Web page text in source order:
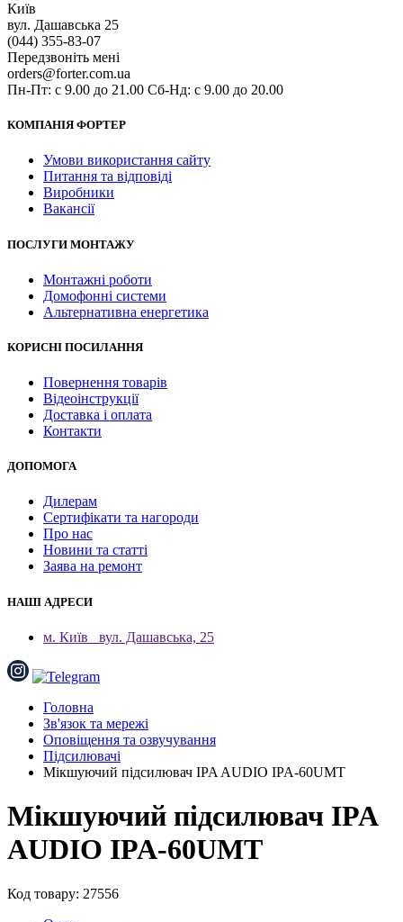
Київ
вул. Дашавська 25
(044) 355-83-07
Передзвоніть мені
orders@forter.com.ua
Пн-Пт: с 9.00 до 21.00 Сб-Нд: с 9.00 до 20.00
КОМПАНІЯ ФОРТЕР
Умови використання сайту
Питання та відповіді
Виробники
Вакансії
ПОСЛУГИ МОНТАЖУ
Монтажні роботи
Домофонні системи
Альтернативна енергетика
КОРИСНІ ПОСИЛАННЯ
Повернення товарів
Відеоінструкції
Доставка і оплата
Контакти
ДОПОМОГА
Дилерам
Сертифікати та нагороди
Про нас
Новини та статті
Заява на ремонт
НАШІ АДРЕСИ
м. Київ вул. Дашавська, 25
Головна
Зв'язок та мережі
Оповіщення та озвучування
Підсилювачі
Мікшуючий підсилювач IPA AUDIO IPA-60UMT
Мікшуючий підсилювач IPA
AUDIO IPA-60UMT
Код товару: 27556